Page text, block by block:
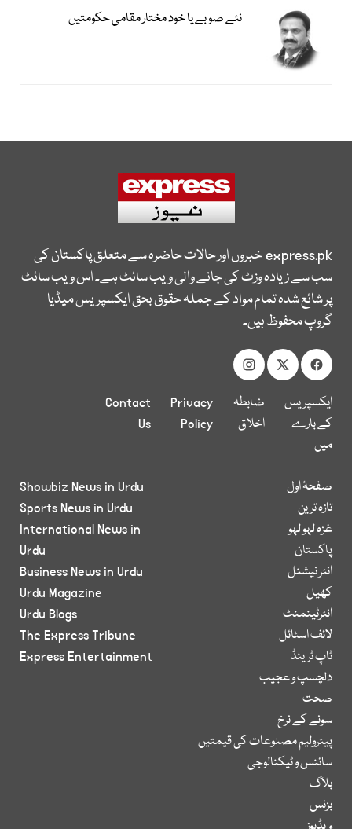
نئے صوبے یا خود مختار مقامی حکومتیں
express.pkخبروں اور حالات حاضرہ سے متعلق پاکستان کی
سب سے زیادہ وزٹ کی جانے والی ویب سائٹ ہے۔ اس ویب سائٹ
پر شائع شدہ تمام مواد کے جملہ حقوق بحق ایکسپریس میڈیا
گروپ محفوظ ہیں۔
ایکسپریس
کے بارے
میں
ضابطہ
اخلاق
Privacy
Policy
Contact
Us
صفحۂ اول
تازہ ترین
غزہ لہو لہو
پاکستان
انٹر نیشنل
کھیل
انٹرٹینمنٹ
لائف اسٹائل
ٹاپ ٹرینڈ
دلچسپ و عجیب
صحت
سونے کے نرخ
پیٹرولیم مصنوعات کی قیمتیں
سائنس و ٹیکنالوجی
بلاگ
بزنس
Showbiz News in Urdu
Sports News in Urdu
International News in
Urdu
Business News in Urdu
Urdu Magazine
Urdu Blogs
The Express Tribune
Express Entertainment